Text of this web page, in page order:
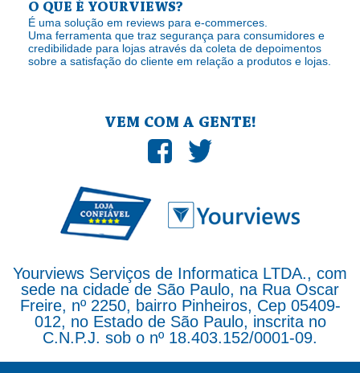
O QUE É YOURVIEWS?
É uma solução em reviews para e-commerces.
Uma ferramenta que traz segurança para consumidores e
credibilidade para lojas através da coleta de depoimentos
sobre a satisfação do cliente em relação a produtos e lojas.
VEM COM A GENTE!
Yourviews Serviços de Informatica LTDA., com
sede na cidade de São Paulo, na Rua Oscar
Freire, nº 2250, bairro Pinheiros, Cep 05409-
012, no Estado de São Paulo, inscrita no
C.N.P.J. sob o nº 18.403.152/0001-09.